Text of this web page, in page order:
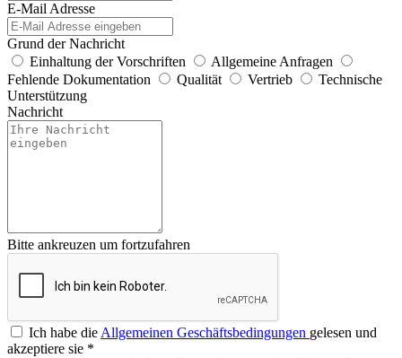
E-Mail Adresse
Grund der Nachricht
Einhaltung der Vorschriften
Allgemeine Anfragen
Fehlende Dokumentation
Qualität Vertrieb
Technische
Unterstützung
Nachricht
Bitte ankreuzen um fortzufahren
Ich habe dieAllgemeinen Geschäftsbedingungen gelesen und
akzeptiere sie *